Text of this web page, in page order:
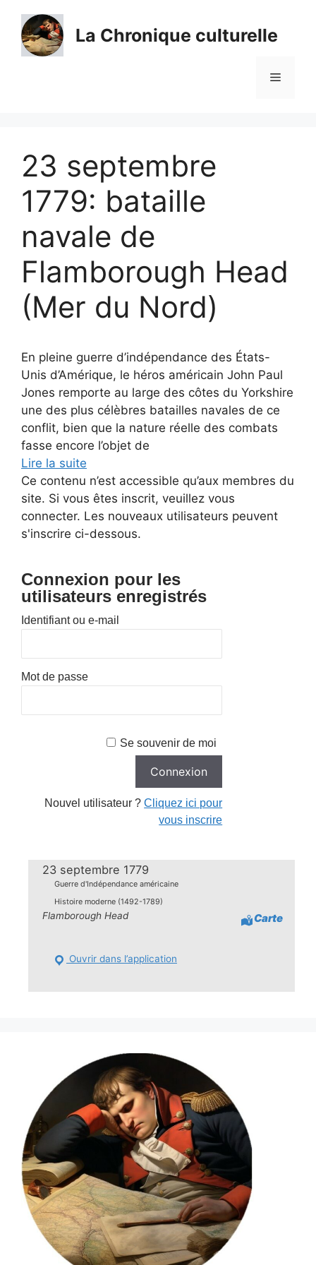
contenu
La Chronique culturelle
Menu
23 septembre
1779: bataille
navale de
Flamborough Head
(Mer du Nord)
En pleine guerre d’indépendance des États-
Unis d’Amérique, le héros américain John Paul
Jones remporte au large des côtes du Yorkshire
une des plus célèbres batailles navales de ce
conflit, bien que la nature réelle des combats
fasse encore l’objet de
Lire la suite
Ce contenu n’est accessible qu’aux membres du
site. Si vous êtes inscrit, veuillez vous
connecter. Les nouveaux utilisateurs peuvent
s'inscrire ci-dessous.
Connexion pour les
utilisateurs enregistrés
Identifiant ou e-mail
Mot de passe
Se souvenir de moi
Nouvel utilisateur ?Cliquez ici pour
vous inscrire
23 septembre 1779
Guerre d'Indépendance américaine
Histoire moderne (1492-1789)
Flamborough Head Carte
Ouvrir dans l’application